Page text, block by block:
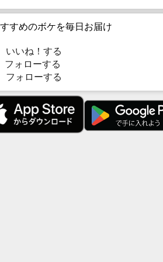
すめのボケを毎日お届け
いいね！する
ォローする
フォローする